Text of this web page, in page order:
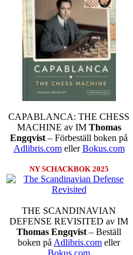
CAPABLANCA: THE CHESS
MACHINE av IM Thomas
Engqvist – Förbeställ boken på
Adlibris.comellerBokus.com
NY SCHACKBOK 2025
THE SCANDINAVIAN
DEFENSE REVISITED av IM
Thomas Engqvist – Beställ
boken på Adlibris.com eller